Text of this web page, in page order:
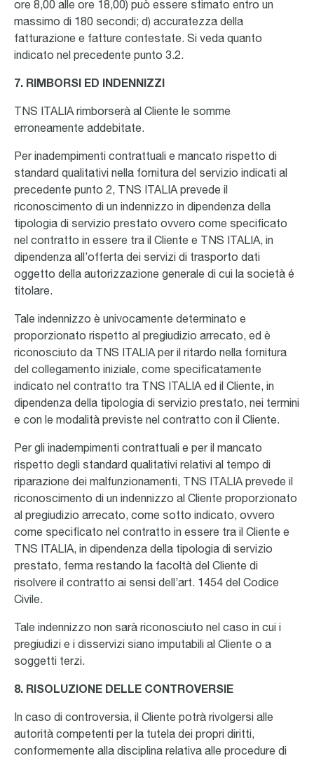
ore 8,00 alle ore 18,00) può essere stimato entro un
massimo di 180 secondi; d) accuratezza della
fatturazione e fatture contestate. Si veda quanto
indicato nel precedente punto 3.2.
7. RIMBORSI ED INDENNIZZI
TNS ITALIA rimborserà al Cliente le somme
erroneamente addebitate.
Per inadempimenti contrattuali e mancato rispetto di
standard qualitativi nella fornitura del servizio indicati al
precedente punto 2, TNS ITALIA prevede il
riconoscimento di un indennizzo in dipendenza della
tipologia di servizio prestato ovvero come specificato
nel contratto in essere tra il Cliente e TNS ITALIA, in
dipendenza all’offerta dei servizi di trasporto dati
oggetto della autorizzazione generale di cui la società é
titolare.
Tale indennizzo è univocamente determinato e
proporzionato rispetto al pregiudizio arrecato, ed è
riconosciuto da TNS ITALIA per il ritardo nella fornitura
del collegamento iniziale, come specificatamente
indicato nel contratto tra TNS ITALIA ed il Cliente, in
dipendenza della tipologia di servizio prestato, nei termini
e con le modalità previste nel contratto con il Cliente.
Per gli inadempimenti contrattuali e per il mancato
rispetto degli standard qualitativi relativi al tempo di
riparazione dei malfunzionamenti, TNS ITALIA prevede il
riconoscimento di un indennizzo al Cliente proporzionato
al pregiudizio arrecato, come sotto indicato, ovvero
come specificato nel contratto in essere tra il Cliente e
TNS ITALIA, in dipendenza della tipologia di servizio
prestato, ferma restando la facoltà del Cliente di
risolvere il contratto ai sensi dell’art. 1454 del Codice
Civile.
Tale indennizzo non sarà riconosciuto nel caso in cui i
pregiudizi e i disservizi siano imputabili al Cliente o a
soggetti terzi.
8. RISOLUZIONE DELLE CONTROVERSIE
In caso di controversia, il Cliente potrà rivolgersi alle
autorità competenti per la tutela dei propri diritti,
conformemente alla disciplina relativa alle procedure di